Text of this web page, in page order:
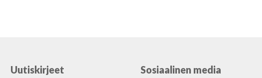
Uutiskirjeet Sosiaalinen media